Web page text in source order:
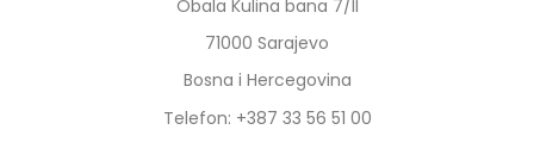
Obala Kulina bana 7/II
71000 Sarajevo
Bosna i Hercegovina
Telefon: +387 33 56 51 00